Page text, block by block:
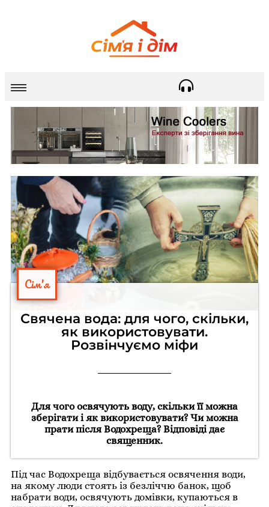
Сім'я
Свячена вода: для чого, скільки,
як використовувати.
Розвінчуємо міфи
Для чого освячують воду, скільки її можна
зберігати і як використовувати? Чи можна
прати після Водохреща? Відповіді дає
священник.
Під час Водохреща відбувається освячення води,
на якому люди стоять із безліччю банок, щоб
набрати води, освячують домівки, купаються в